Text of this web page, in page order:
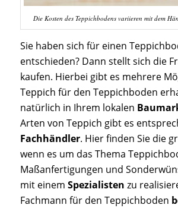
Die Kosten des Teppichbodens variieren mit dem
Sie haben sich für einen
entschieden? Dann stellt sich die
kaufen. Hierbei gibt es mehrere
Teppich für den Teppichboden
natürlich in Ihrem lokalen
Arten von Teppich gibt es
Fachhändler. Hier finden Sie die
wenn es um das Thema
Maßanfertigungen und
mit einem Spezialisten zu
Fachmann für den Teppichboden